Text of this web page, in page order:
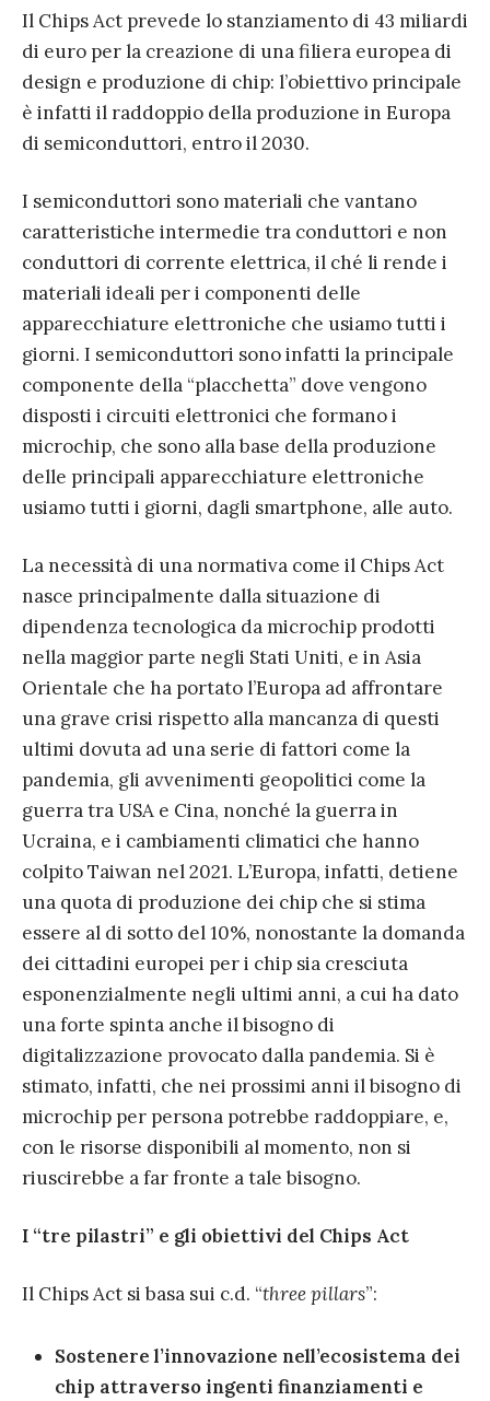
Il Chips Act prevede lo stanziamento di 43 miliardi
di euro per la creazione di una filiera europea di
design e produzione di chip: l’obiettivo principale
è infatti il raddoppio della produzione in Europa
di semiconduttori, entro il 2030.
I semiconduttori sono materiali che vantano
caratteristiche intermedie tra conduttori e non
conduttori di corrente elettrica, il ché li rende i
materiali ideali per i componenti delle
apparecchiature elettroniche che usiamo tutti i
giorni. I semiconduttori sono infatti la principale
componente della “placchetta” dove vengono
disposti i circuiti elettronici che formano i
microchip, che sono alla base della produzione
delle principali apparecchiature elettroniche
usiamo tutti i giorni, dagli smartphone, alle auto.
La necessità di una normativa come il Chips Act
nasce principalmente dalla situazione di
dipendenza tecnologica da microchip prodotti
nella maggior parte negli Stati Uniti, e in Asia
Orientale che ha portato l’Europa ad affrontare
una grave crisi rispetto alla mancanza di questi
ultimi dovuta ad una serie di fattori come la
pandemia, gli avvenimenti geopolitici come la
guerra tra USA e Cina, nonché la guerra in
Ucraina, e i cambiamenti climatici che hanno
colpito Taiwan nel 2021. L’Europa, infatti, detiene
una quota di produzione dei chip che si stima
essere al di sotto del 10%, nonostante la domanda
dei cittadini europei per i chip sia cresciuta
esponenzialmente negli ultimi anni, a cui ha dato
una forte spinta anche il bisogno di
digitalizzazione provocato dalla pandemia. Si è
stimato, infatti, che nei prossimi anni il bisogno di
microchip per persona potrebbe raddoppiare, e,
con le risorse disponibili al momento, non si
riuscirebbe a far fronte a tale bisogno.
I “tre pilastri” e gli obiettivi del Chips Act
Il Chips Act si basa sui c.d. “three pillars”:
Sostenere l’innovazione nell’ecosistema dei
chip attraverso ingenti finanziamenti e